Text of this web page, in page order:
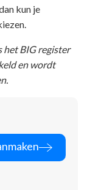
kun je
het BIG register
en wordt